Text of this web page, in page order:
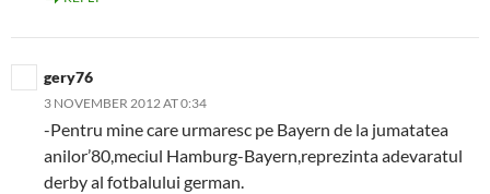
gery76
3 NOVEMBER 2012 AT 0:34
-Pentru mine care urmaresc pe Bayern de la jumatatea
anilor’80,meciul Hamburg-Bayern,reprezinta adevaratul
derby al fotbalului german.